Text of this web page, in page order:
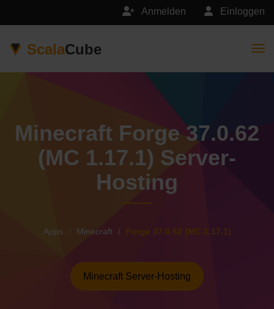
Einloggen
Anmelden
ScalaCube
Minecraft Forge 37.0.62
(MC 1.17.1) Server-
Hosting
Apps Minecraft Forge 37.0.62 (MC 1.17.1)
Minecraft Server-Hosting